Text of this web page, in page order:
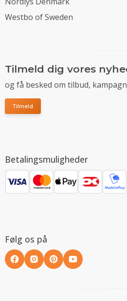
Westbo of Sweden
Tilmeld dig vores
og få besked om tilbud,
Tilmeld
Betalingsmuligheder
Følg os på